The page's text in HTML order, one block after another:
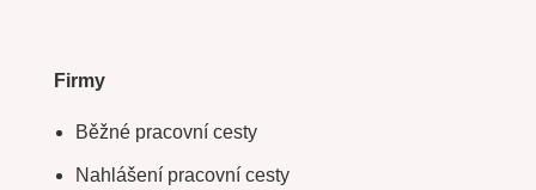
Firmy
Běžné pracovní cesty
Nahlášení pracovní cesty